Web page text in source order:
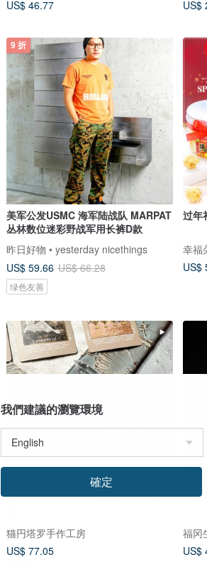
US$ 46.77
US$
9 折
美军公发USMC 海军陆战队 MARPAT
丛林数位迷彩野战军用长裤D款
昨日好物 • yesterday nicethings
US$ 59.66 US$ 66.28
绿色友善
过年
幸福
US$
海外进口立体金花布料 手工塔罗牌桌
猫円塔罗手作工房
US$ 77.05
桐木
福冈
US$
我們建議的瀏覽環境
確定